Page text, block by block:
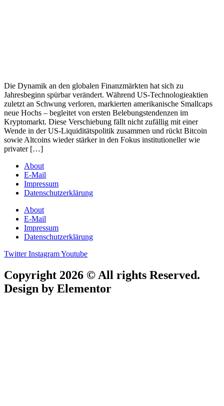
Die Dynamik an den globalen Finanzmärkten hat sich zu
Jahresbeginn spürbar verändert. Während US-Technologieaktien
zuletzt an Schwung verloren, markierten amerikanische Smallcaps
neue Hochs – begleitet von ersten Belebungstendenzen im
Kryptomarkt. Diese Verschiebung fällt nicht zufällig mit einer
Wende in der US-Liquiditätspolitik zusammen und rückt Bitcoin
sowie Altcoins wieder stärker in den Fokus institutioneller wie
privater […]
About
E-Mail
Impressum
Datenschutzerklärung
About
E-Mail
Impressum
Datenschutzerklärung
Twitter InstagramYoutube
Copyright 2026 © All rights Reserved.
Design by Elementor